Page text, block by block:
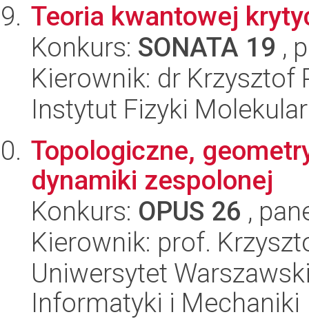
Teoria kwantowej
Konkurs: SONATA 19 ,
Kierownik: dr Krzysztof
Instytut Fizyki
Topologiczne,
dynamiki zespolonej
Konkurs: OPUS 26 ,
Kierownik: prof.
Uniwersytet
Informatyki i Mechaniki